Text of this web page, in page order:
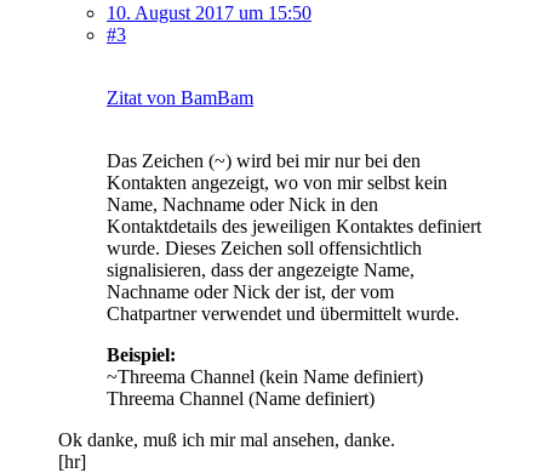
10. August 2017 um 15:50
#3
Zitat von BamBam
Das Zeichen (~) wird bei mir nur bei den
Kontakten angezeigt, wo von mir selbst kein
Name, Nachname oder Nick in den
Kontaktdetails des jeweiligen Kontaktes definiert
wurde. Dieses Zeichen soll offensichtlich
signalisieren, dass der angezeigte Name,
Nachname oder Nick der ist, der vom
Chatpartner verwendet und übermittelt wurde.
Beispiel:
~Threema Channel (kein Name definiert)
Threema Channel (Name definiert)
Ok danke, muß ich mir mal ansehen, danke.
[hr]